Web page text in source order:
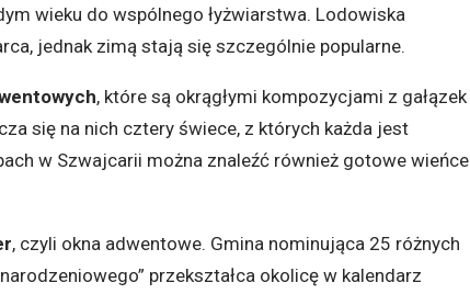
wieku do wspólnego łyżwiarstwa. Lodowiska
jednak zimą stają się szczególnie popularne.
, które są okrągłymi kompozycjami z gałązek
się na nich cztery świece, z których każda jest
w Szwajcarii można znaleźć również gotowe wieńce
, czyli okna adwentowe. Gmina nominująca 25 różnych
przekształca okolicę w kalendarz